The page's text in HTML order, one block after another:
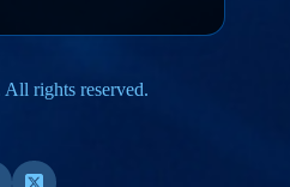
rights reserved.